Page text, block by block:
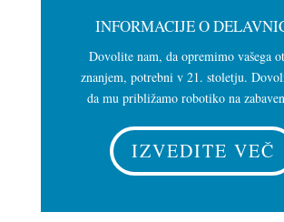
INFORMACIJE O
Dovolite nam, da opremimo vašega
znanjem, potrebni v 21. stoletju.
da mu približamo robotiko na
IZVEDITE VEČ